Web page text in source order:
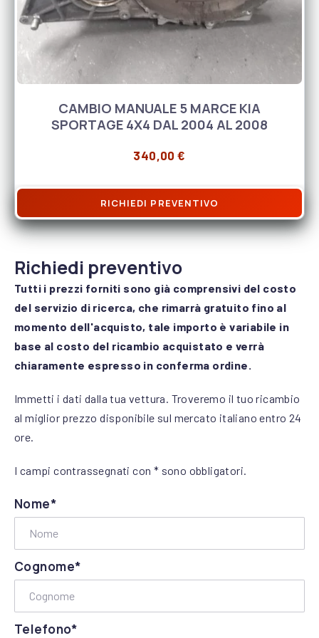
CAMBIO MANUALE 5 MARCE KIA
SPORTAGE 4X4 DAL 2004 AL 2008
340,00€
RICHIEDI PREVENTIVO
Richiedi preventivo
Tutti i prezzi forniti sono già comprensivi del costo
del servizio di ricerca, che rimarrà gratuito fino al
momento dell'acquisto, tale importo è variabile in
base al costo del ricambio acquistato e verrà
chiaramente espresso in conferma ordine.
Immetti i dati dalla tua vettura. Troveremo il tuo ricambio
al miglior prezzo disponibile sul mercato italiano entro 24
ore.
I campi contrassegnati con * sono obbligatori.
Nome*
Cognome*
Telefono*